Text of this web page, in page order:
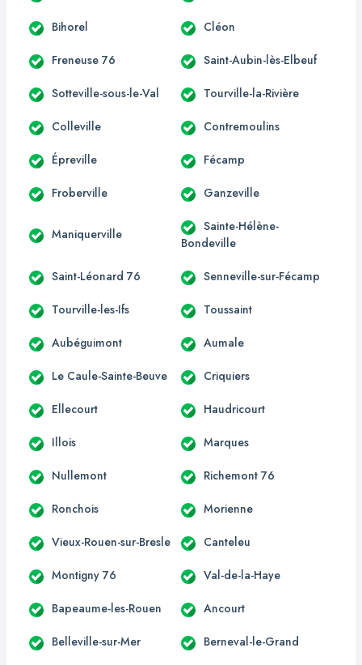
Bihorel Cléon
Freneuse 76 Saint-Aubin-lès-Elbeuf
Sotteville-sous-le-Val Tourville-la-Rivière
Colleville Contremoulins
Épreville Fécamp
Froberville Ganzeville
Maniquerville
Sainte-Hélène-
Bondeville
Saint-Léonard 76 Senneville-sur-Fécamp
Tourville-les-Ifs Toussaint
Aubéguimont Aumale
Le Caule-Sainte-Beuve Criquiers
Ellecourt Haudricourt
Illois Marques
Nullemont Richemont 76
Ronchois Morienne
Vieux-Rouen-sur-Bresle Canteleu
Montigny 76 Val-de-la-Haye
Bapeaume-les-Rouen Ancourt
Belleville-sur-Mer Berneval-le-Grand